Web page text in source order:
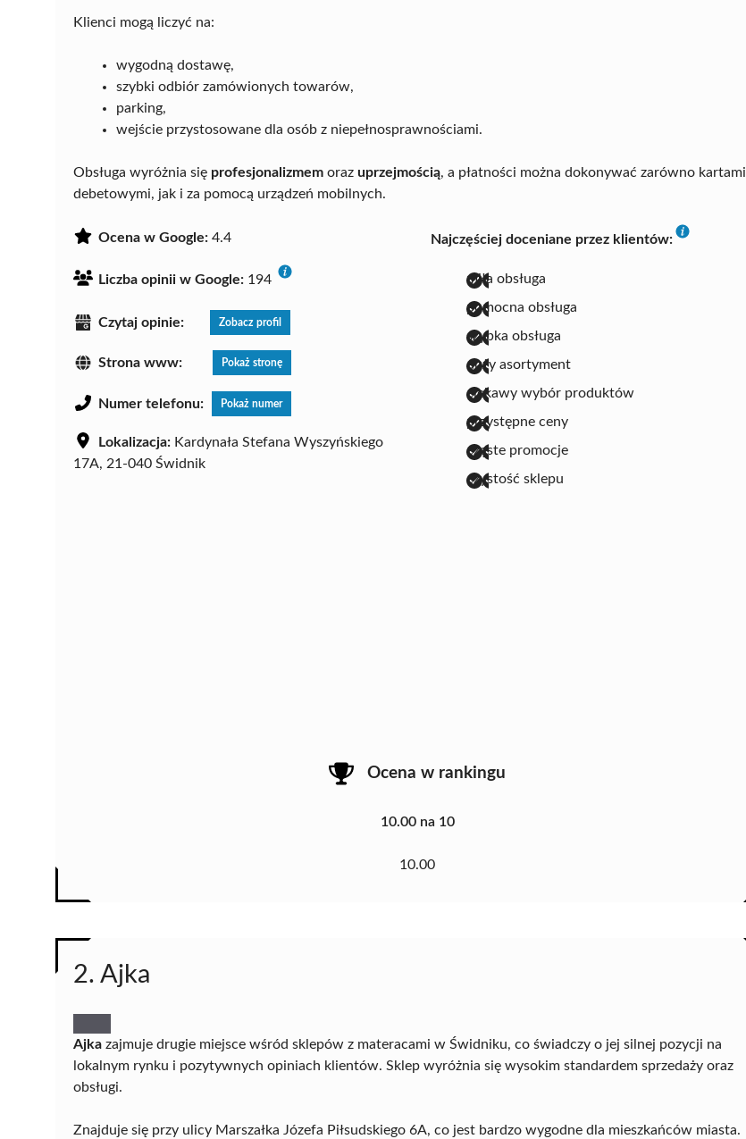
Klienci mogą liczyć na:
wygodną dostawę,
szybki odbiór zamówionych towarów,
parking,
wejście przystosowane dla osób z niepełnosprawnościami.
Obsługa wyróżnia się profesjonalizmem oraz uprzejmością, a płatności można dokonywać zarówno kartami
debetowymi, jak i za pomocą urządzeń mobilnych.
Ocena w Google: 4.4
Liczba opinii w Google: 194
Czytaj opinie: Zobacz profil
Strona www: Pokaż stronę
Numer telefonu: Pokaż numer
Lokalizacja: Kardynała Stefana Wyszyńskiego
17A, 21-040 Świdnik
Najczęściej doceniane przez klientów:
miła obsługa
pomocna obsługa
szybka obsługa
duży asortyment
ciekawy wybór produktów
przystępne ceny
częste promocje
czystość sklepu
Ocena w rankingu
10.00 na 10
10.00
2. Ajka
Ajka zajmuje drugie miejsce wśród sklepów z materacami w Świdniku, co świadczy o jej silnej pozycji na
lokalnym rynku i pozytywnych opiniach klientów. Sklep wyróżnia się wysokim standardem sprzedaży oraz
obsługi.
Znajduje się przy ulicy Marszałka Józefa Piłsudskiego 6A, co jest bardzo wygodne dla mieszkańców miasta.